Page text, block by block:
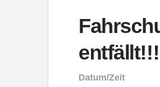
entfällt!!!
Datum/Zeit